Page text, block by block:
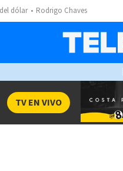
dólar Rodrigo Chaves
TV EN VIVO